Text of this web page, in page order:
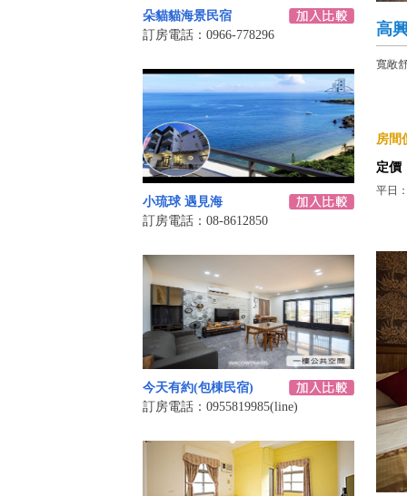
朵貓貓海景民宿
訂房電話：0966-778296
小琉球 遇見海
訂房電話：08-8612850
今天有約(包棟民宿)
訂房電話：0955819985(line)
高
寬敞
房間
定價
平日